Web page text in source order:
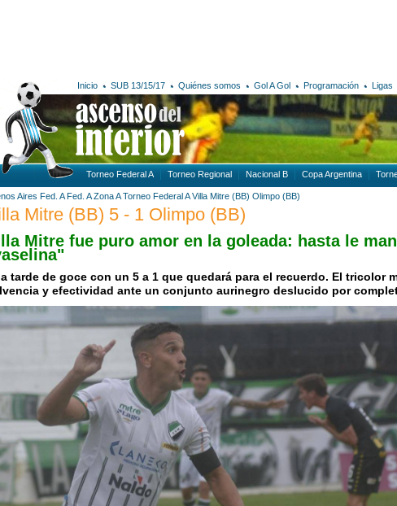
Inicio SUB 13/15/17 Quiénes somos Gol A Gol Programación Ligas
Torneo Federal A Torneo Regional Nacional B Copa Argentina
Aires Fed. A Fed. A Zona A Torneo Federal A Villa Mitre (BB) Olimpo (BB)
Mitre (BB) 5 - 1 Olimpo (BB)
Mitre fue puro amor en la goleada: hasta le
tarde de goce con un 5 a 1 que quedará para el recuerdo. El tricolor
y efectividad ante un conjunto aurinegro deslucido por